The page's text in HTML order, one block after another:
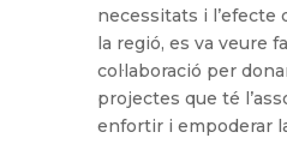
necessitats i l’efecte
la regió, es va veure
col·laboració per
projectes que té
enfortir i empoderar